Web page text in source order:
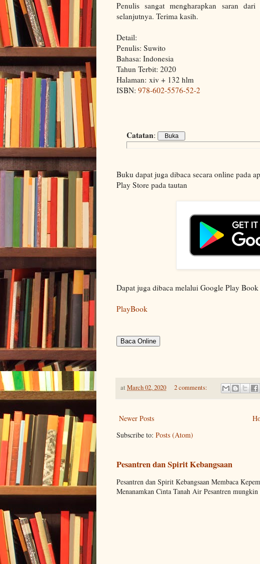
Penulis sangat mengharapkan saran
selanjutnya. Terima kasih.
Detail:
Penulis: Suwito
Bahasa: Indonesia
Tahun Terbit: 2020
Halaman: xiv + 132 hlm
ISBN: 978-602-5576-52-2
Catatan:
Buku dapat juga dibaca secara online pada
Play Store pada tautan
Dapat juga dibaca melalui Google Play Book
PlayBook
Baca Online
at March 02, 2020 2 comments:
Newer Posts
Subscribe to: Posts (Atom)
Pesantren dan Spirit Kebangsaan
Pesantren dan Spirit Kebangsaan Membaca
Menanamkan Cinta Tanah Air Pesantren